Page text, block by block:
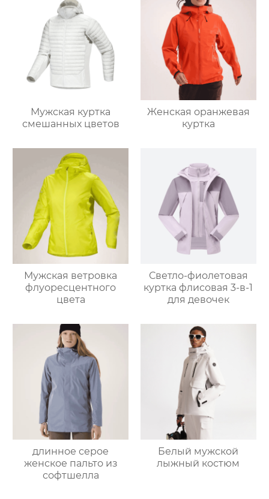
Мужская куртка
смешанных цветов
Женская оранжевая
куртка
Мужская ветровка
флуоресцентного
цвета
Светло-фиолетовая
куртка флисовая 3-в-1
для девочек
длинное серое
женское пальто из
софтшелла
Белый мужской
лыжный костюм